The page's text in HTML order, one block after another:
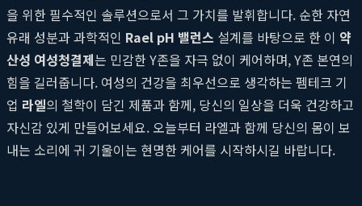
을 위한 필수적인 솔루션으로서 그 가치를 발휘합니다. 순한 자연
유래 성분과 과학적인 Rael pH 밸런스 설계를 바탕으로 한 이 약
산성 여성청결제는 민감한 Y존을 자극 없이 케어하며, Y존 본연의
힘을 길러줍니다. 여성의 건강을 최우선으로 생각하는 펨테크 기
업 라엘의 철학이 담긴 제품과 함께, 당신의 일상을 더욱 건강하고
자신감 있게 만들어보세요. 오늘부터 라엘과 함께 당신의 몸이 보
내는 소리에 귀 기울이는 현명한 케어를 시작하시길 바랍니다.